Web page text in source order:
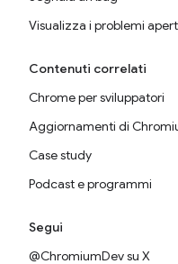
Visualizza i problemi
Contenuti correlati
Chrome per sviluppatori
Aggiornamenti di
Case study
Podcast e programmi
Segui
@ChromiumDev su X